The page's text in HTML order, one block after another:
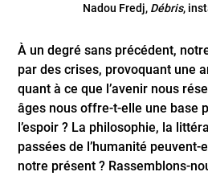
Nadou Fredj, Débris,
À un degré sans précédent,
par des crises, provoquant une
quant à ce que l’avenir nous
âges nous offre-t-elle une base
l’espoir ? La philosophie, la
passées de l’humanité
notre présent ? Rassemblons-